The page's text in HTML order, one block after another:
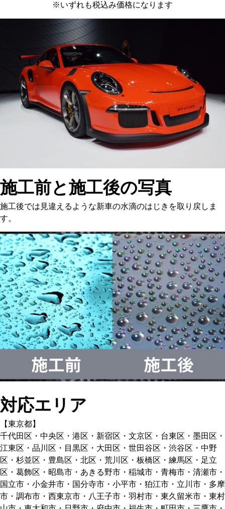
※いずれも税込み価格になります
施工前と施工後の写真
施工後では見違えるような新車の水滴のはじきを取り戻しま
す。
対応エリア
【東京都】
千代田区・中央区・港区・新宿区・文京区・台東区・墨田区・
江東区・品川区・目黒区・大田区・世田谷区・渋谷区・中野
区・杉並区・豊島区・北区・荒川区・板橋区・練馬区・足立
区・葛飾区・昭島市・あきる野市・稲城市・青梅市・清瀬市・
国立市・小金井市・国分寺市・小平市・狛江市・立川市・多摩
市・調布市・西東京市・八王子市・羽村市・東久留米市・東村